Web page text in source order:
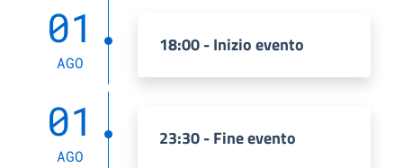
01
AGO
18:00 - Inizio evento
01
AGO
23:30 - Fine evento